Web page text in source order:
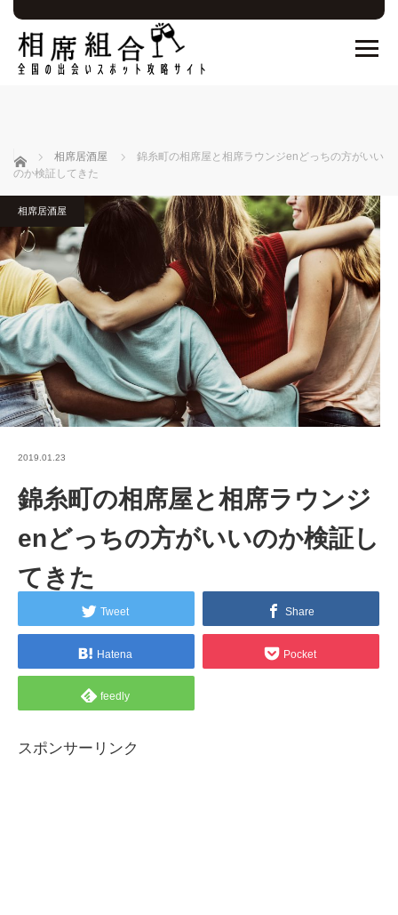
ホーム 相席居酒屋
錦糸町の相席屋と相席ラウンジenどっちの方がいい
のか検証してきた
相席居酒屋
2019.01.23
錦糸町の相席屋と相席ラウンジ
enどっちの方がいいのか検証し
てきた
Tweet Share
Hatena Pocket
feedly
スポンサーリンク